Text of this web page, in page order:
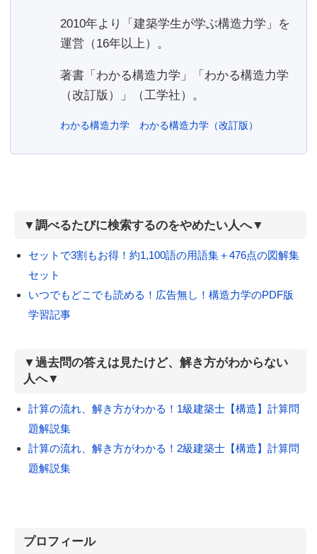
2010年より「建築学生が学ぶ構造力学」を
運営（16年以上）。
著書「わかる構造力学」「わかる構造力学
（改訂版）」（工学社）。
わかる構造力学 わかる構造力学（改訂版）
▼調べるたびに検索するのをやめたい人へ▼
セットで3割もお得！約1,100語の用語集＋476点の図解集
セット
いつでもどこでも読める！広告無し！構造力学のPDF版
学習記事
▼過去問の答えは見たけど、解き方がわからない
人へ▼
計算の流れ、解き方がわかる！1級建築士【構造】計算問
題解説集
計算の流れ、解き方がわかる！2級建築士【構造】計算問
題解説集
プロフィール